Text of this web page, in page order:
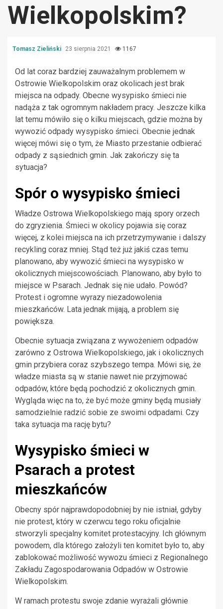
Wielkopolskim?
Tomasz Zieliński 23 sierpnia 2021 1167
Od lat coraz bardziej zauważalnym problemem w
Ostrowie Wielkopolskim oraz okolicach jest brak
miejsca na odpady. Obecne wysypisko śmieci nie
nadąża z tak ogromnym nakładem pracy. Jeszcze kilka
lat temu mówiło się o kilku miejscach, gdzie można by
wywozić odpady wysypisko śmieci. Obecnie jednak
więcej mówi się o tym, że Miasto przestanie odbierać
odpady z sąsiednich gmin. Jak zakończy się ta
sytuacja?
Spór o wysypisko śmieci
Władze Ostrowa Wielkopolskiego mają spory orzech
do zgryzienia. Śmieci w okolicy pojawia się coraz
więcej, z kolei miejsca na ich przetrzymywanie i dalszy
recykling coraz mniej. Stąd też już jakiś czas temu
planowano, aby wywozić śmieci na wysypisko w
okolicznych miejscowościach. Planowano, aby było to
miejsce w Psarach. Jednak się nie udało. Powód?
Protest i ogromne wyrazy niezadowolenia
mieszkańców. Lata jednak mijają, a problem się
powiększa.
Obecnie sytuacja związana z wywożeniem odpadów
zarówno z Ostrowa Wielkopolskiego, jak i okolicznych
gmin przybiera coraz szybszego tempa. Mówi się, że
władze miasta są w stanie nawet nie przyjmować
odpadów, które będą pochodzić z okolicznych gmin.
Wygląda więc na to, że być może gminy będą musiały
samodzielnie radzić sobie ze swoimi odpadami. Czy
taka sytuacja ma rację bytu?
Wysypisko śmieci w
Psarach a protest
mieszkańców
Obecny spór najprawdopodobniej by nie istniał, gdyby
nie protest, który w czerwcu tego roku oficjalnie
stworzyli specjalny komitet protestacyjny. Ich głównym
powodem, dla którego założyli ten komitet było to, aby
zablokować możliwość wywozu śmieci z Regionalnego
Zakładu Zagospodarowania Odpadów w Ostrowie
Wielkopolskim.
W ramach protestu swoje zdanie wyrażali głównie